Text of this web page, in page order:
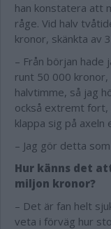
han konstatera att
råge. Vid halv
kronor, skänkta av
– Från början hade
runt 50 000
halvtimme, så jag
också extremt fort,
klappa sig på axeln
– Jag gör detta
Hur känns det
miljon kronor?
– Det är fan helt
veta i förväg hur